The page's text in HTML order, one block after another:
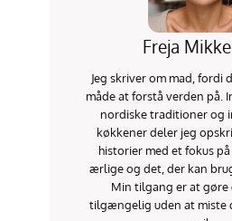
Freja
Jeg skriver om mad, fordi
måde at forstå verden på.
nordiske traditioner og
køkkener deler jeg
historier med et fokus
ærlige og det, der kan
Min tilgang er at
tilgængelig uden at miste